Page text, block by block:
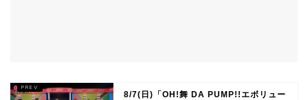
8/7(日)「OH!舞 DA PUMP!!エボリュー